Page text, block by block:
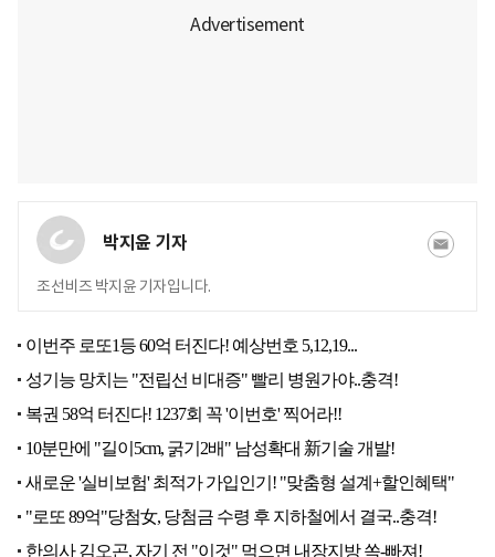
박지윤 기자
조선비즈 박지윤 기자입니다.